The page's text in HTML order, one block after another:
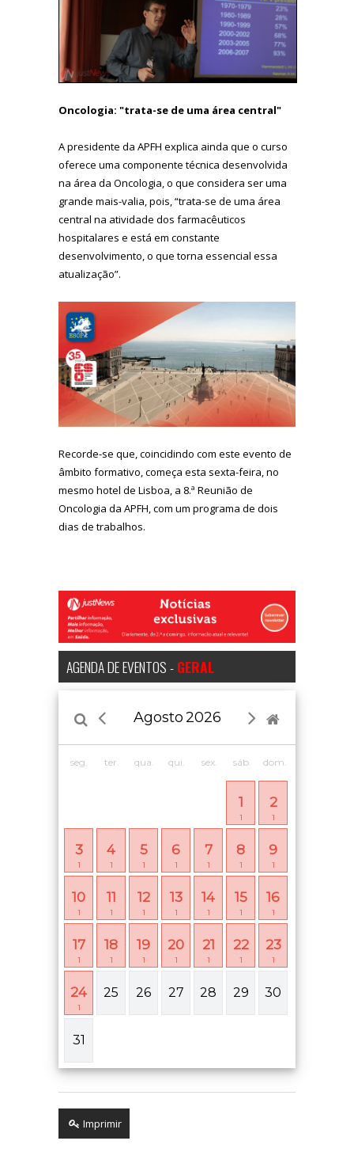
Oncologia: "trata-se de uma área central"
A presidente da APFH explica ainda que o curso
oferece uma componente técnica desenvolvida
na área da Oncologia, o que considera ser uma
grande mais-valia, pois, “trata-se de uma área
central na atividade dos farmacêuticos
hospitalares e está em constante
desenvolvimento, o que torna essencial essa
atualização”.
Recorde-se que, coincidindo com este evento de
âmbito formativo, começa esta sexta-feira, no
mesmo hotel de Lisboa, a 8.ª Reunião de
Oncologia da APFH, com um programa de dois
dias de trabalhos.
AGENDA DE EVENTOS -GERAL
Agosto2026
seg. ter. qua. qui. sex. sáb. dom.
1
1
2
1
3
1
4
1
5
1
6
1
7
1
8
1
9
1
10
1
11
1
12
1
13
1
14
1
15
1
16
1
17
1
18
1
19
1
20
1
21
1
22
1
23
1
24
1
25 26 27 28 29 30
31
Imprimir